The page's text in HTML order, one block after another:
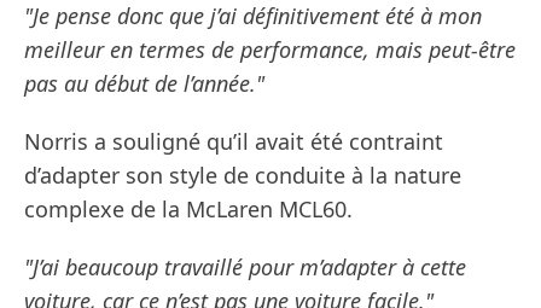
"Je pense donc que j’ai définitivement été à mon
meilleur en termes de performance, mais peut-être
pas au début de l’année."
Norris a souligné qu’il avait été contraint
d’adapter son style de conduite à la nature
complexe de la McLaren MCL60.
"J’ai beaucoup travaillé pour m’adapter à cette
voiture, car ce n’est pas une voiture facile."